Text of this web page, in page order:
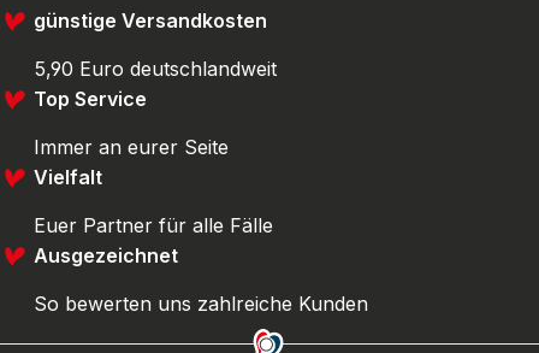
günstige Versandkosten
5,90 Euro deutschlandweit
Top Service
Immer an eurer Seite
Vielfalt
Euer Partner für alle Fälle
Ausgezeichnet
So bewerten uns zahlreiche Kunden